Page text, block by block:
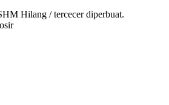
Hilang / tercecer diperbuat.